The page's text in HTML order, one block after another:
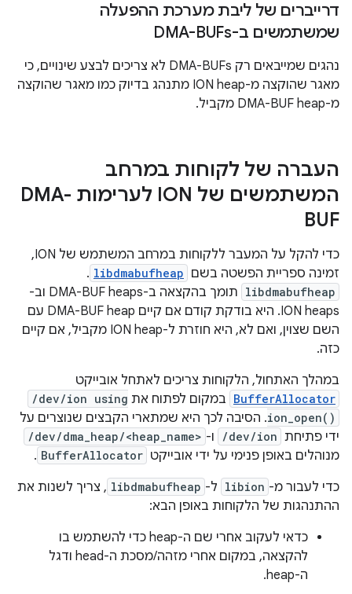
דרייברים של ליבת מערכת ההפעלה
שמשתמשים ב-DMA-BUFs
נהגים שמייבאים רק DMA-BUFs לא צריכים לבצע שינויים, כי
מאגר שהוקצה מ-ION heap מתנהג בדיוק כמו מאגר שהוקצה
מ-DMA-BUF heap מקביל.
העברה של לקוחות במרחב
המשתמשים של ION לערימות DMA-
BUF
כדי להקל על המעבר ללקוחות במרחב המשתמש של ION,
זמינה ספריית הפשטה בשם libdmabufheap
.
libdmabufheap
תומך בהקצאה ב-DMA-BUF heaps וב-
ION heaps. היא בודקת קודם אם קיים DMA-BUF heap עם
השם שצוין, ואם לא, היא חוזרת ל-ION heap מקביל, אם קיים
כזה.
במהלך האתחול, הלקוחות צריכים לאתחל אובייקט
BufferAllocator במקום לפתוח את /dev/ion using
ion_open(). הסיבה לכך היא שמתארי הקבצים שנוצרים על
ידי פתיחת /dev/ion ו- /dev/dma_heap/<heap_name>
מנוהלים באופן פנימי על ידי אובייקט BufferAllocator
.
כדי לעבור מ- libion ל- libdmabufheap , צריך לשנות את
ההתנהגות של הלקוחות באופן הבא:
כדאי לעקוב אחרי שם ה-heap כדי להשתמש בו
להקצאה, במקום אחרי מזהה/מסכת ה-head ודגל
ה-heap.